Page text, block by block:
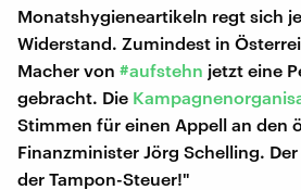
Monatshygieneartikeln regt sich
Widerstand. Zumindest in
Macher von #aufstehn jetzt eine
gebracht. Die
Stimmen für einen Appell an den
Finanzminister Jörg Schelling.
der Tampon-Steuer!"